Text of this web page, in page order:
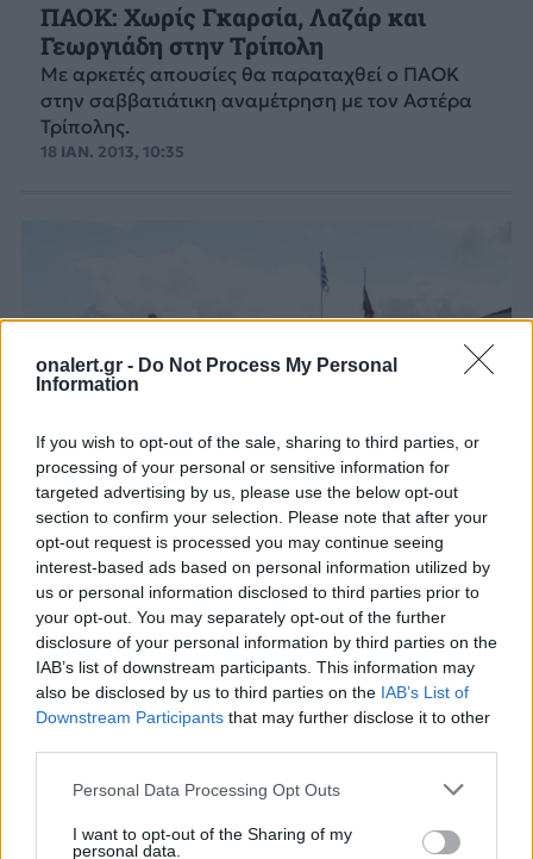
onalert.gr - Do Not Process My Personal
Information
If you wish to opt-out of the sale, sharing to third parties, or
processing of your personal or sensitive information for
targeted advertising by us, please use the below opt-out
section to confirm your selection. Please note that after your
opt-out request is processed you may continue seeing
interest-based ads based on personal information utilized by
us or personal information disclosed to third parties prior to
your opt-out. You may separately opt-out of the further
disclosure of your personal information by third parties on the
IAB’s list of downstream participants. This information may
also be disclosed by us to third parties on the IAB’s List of
Downstream Participants that may further disclose it to other
Personal Data Processing Opt Outs
I want to opt-out of the Sharing of my
personal data.
ΠΑΟΚ: Χωρίς Γκαρσία, Λαζάρ και
Γεωργιάδη στην Τρίπολη
Με αρκετές απουσίες θα παραταχθεί ο ΠΑΟΚ
στην σαββατιάτικη αναμέτρηση με τον Αστέρα
Τρίπολης.
18 ΙΑΝ. 2013, 10:35
Η πρώτη διακλαδική ορκομωσία
νεοσυλλεκτων στην Τρίπολη
Πραγματοποιήθηκε στις εγκαταστάσεις του
Διακλαδικού Κέντρου Εκπαίδευσης
Νεοσυλλέκτων, στην 124 Πτέρυγα Βασικής
Εκπαίδευσης (124 ΠΒΕ) στην Τρίπολη, η πρώτη